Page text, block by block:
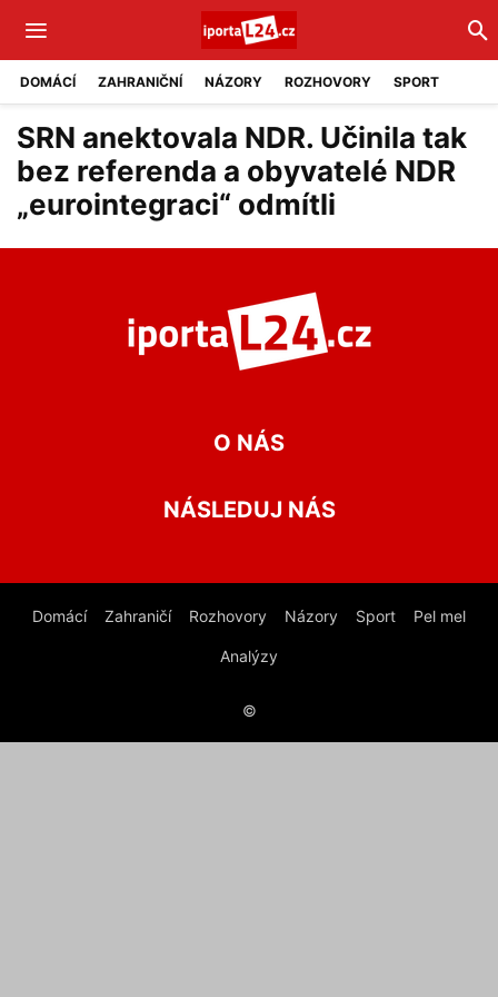
DOMÁCÍ ZAHRANIČNÍ NÁZORY ROZHOVORY SPORT
SRN anektovala NDR. Učinila tak
bez referenda a obyvatelé NDR
„eurointegraci“ odmítli
O NÁS
NÁSLEDUJ NÁS
Domácí Zahraničí Rozhovory Názory Sport Pel mel
Analýzy
©